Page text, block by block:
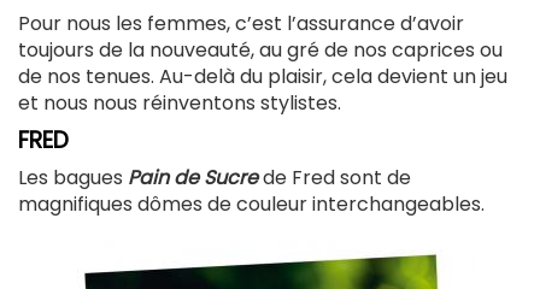
Pour nous les femmes, c’est l’assurance d’avoir
toujours de la nouveauté, au gré de nos caprices ou
de nos tenues. Au-delà du plaisir, cela devient un jeu
et nous nous réinventons stylistes.
FRED
Les bagues Pain de Sucrede Fred sont de
magnifiques dômes de couleur interchangeables.